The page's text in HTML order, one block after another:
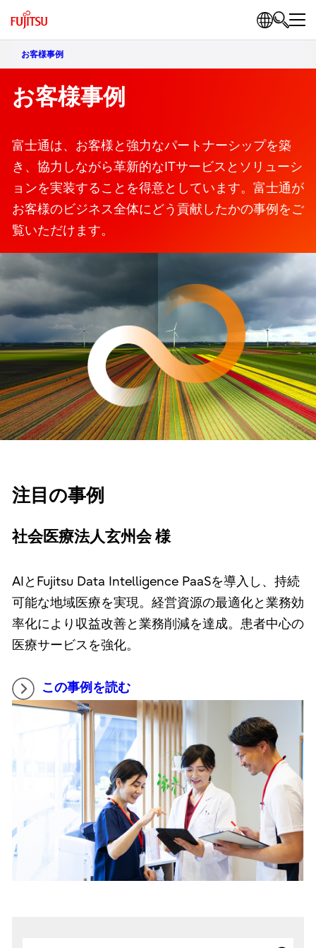
お客様事例
お客様事例
富士通は、お客様と強力なパートナーシップを築
き、協力しながら革新的なITサービスとソリューシ
ョンを実装することを得意としています。富士通が
お客様のビジネス全体にどう貢献したかの事例をご
覧いただけます。
注目の事例
社会医療法人玄州会 様
AIとFujitsu Data Intelligence PaaSを導入し、持続
可能な地域医療を実現。経営資源の最適化と業務効
率化により収益改善と業務削減を達成。患者中心の
医療サービスを強化。
この事例を読む